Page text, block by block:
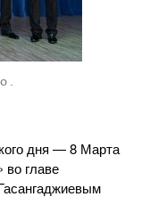
.
дня — 8 Марта
во главе